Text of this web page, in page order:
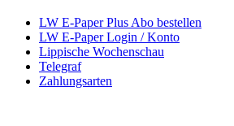
LW E-Paper Plus Abo bestellen
LW E-Paper Login / Konto
Lippische Wochenschau
Telegraf
Zahlungsarten